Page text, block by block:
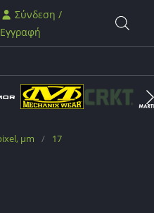
Σύνδεση /
Εγγραφή
μm / 17